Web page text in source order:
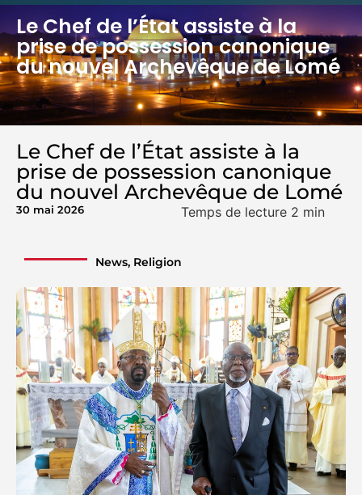
Le Chef de l’État assiste à la
prise de possession canonique
du nouvel Archevêque de Lomé
Le Chef de l’État assiste à la
prise de possession canonique
du nouvel Archevêque de Lomé
30 mai 2026
News, Religion